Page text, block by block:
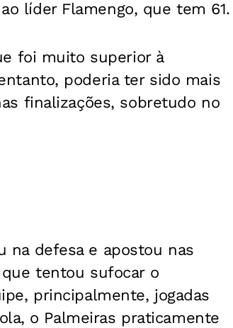
líder Flamengo, que tem 61.
foi muito superior à
poderia ter sido mais
finalizações, sobretudo no
na defesa e apostou nas
que tentou sufocar o
principalmente, jogadas
o Palmeiras praticamente